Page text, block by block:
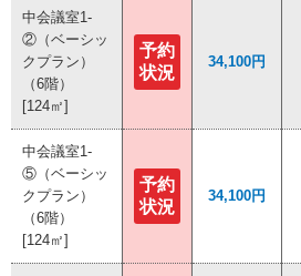
中会議室1-
②（ベーシッ
クプラン）
（6階）
[124㎡]
予約
状況
34,100円
中会議室1-
⑤（ベーシッ
クプラン）
（6階）
[124㎡]
予約
状況
34,100円
中会議室1-
②（ベーシッ
クプラン）
（6階）
[124㎡]
予約
状況
34,100円
中会議室1-
⑤（ベーシッ
クプラン）
（6階）
[124㎡]
予約
状況
34,100円